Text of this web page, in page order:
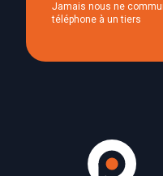
Jamais nous ne
téléphone à un tiers